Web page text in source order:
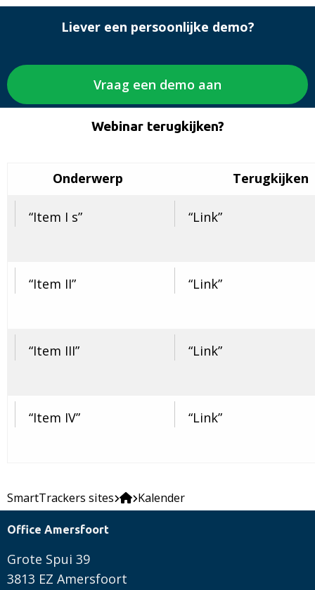
Liever een persoonlijke demo?
Vraag een demo aan
Webinar terugkijken?
Onderwerp Terugkijken
Item I s Link
Item II Link
Item III Link
Item IV Link
SmartTrackers sites Kalender
Office Amersfoort
Grote Spui 39
3813 EZ Amersfoort